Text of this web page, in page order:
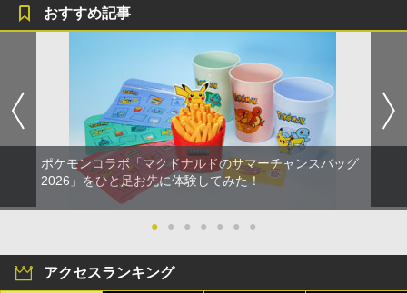
おすすめ記事
ポケモンコラボ「マクドナルドのサマーチャンスバッグ
2026」をひと足お先に体験してみた！
● ● ● ● ● ● ●
アクセスランキング